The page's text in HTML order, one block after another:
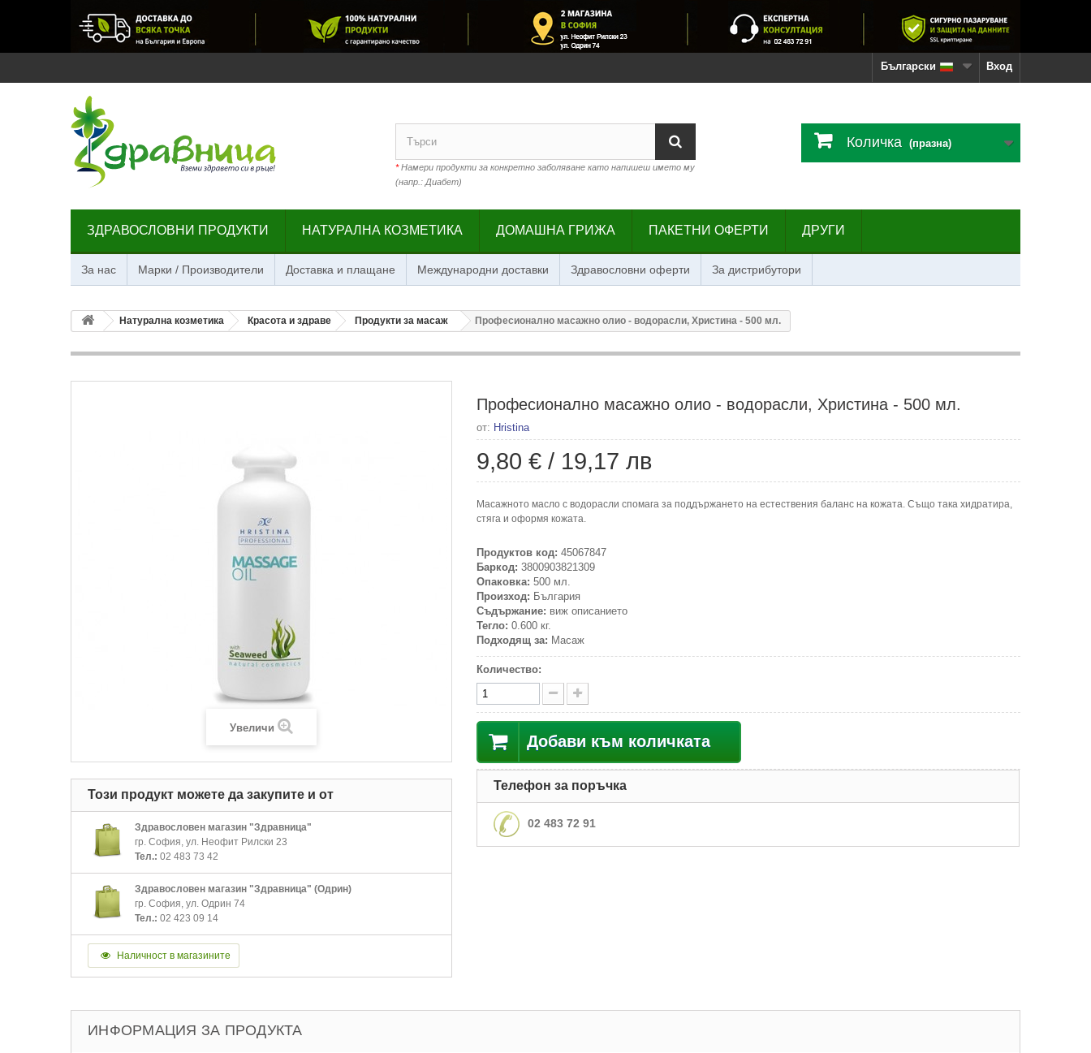
Вход
Български
*Намери продукти за конкретно заболяване като напишеш името му
(напр.: Диабет)
Количка (празна)
ЗДРАВОСЛОВНИ ПРОДУКТИ НАТУРАЛНА КОЗМЕТИКА ДОМАШНА ГРИЖА ПАКЕТНИ ОФЕРТИ ДРУГИ
За нас Марки / Производители Доставка и плащане Международни доставки Здравословни оферти За дистрибутори
Натурална козметика Красота и здраве Продукти за масаж Професионално масажно олио - водорасли, Христина - 500 мл.
Увеличи
Този продукт можете да закупите и от
Здравословен магазин "Здравница"
гр. София, ул. Неофит Рилски 23
Тел.: 02 483 73 42
Здравословен магазин "Здравница" (Одрин)
гр. София, ул. Одрин 74
Тел.: 02 423 09 14
Наличност в магазините
Професионално масажно олио - водорасли, Христина - 500 мл.
от: Hristina
9,80 € / 19,17 лв
Масажното масло с водорасли спомага за поддържането на естествения баланс на кожата. Също така хидратира,
стяга и оформя кожата.
Продуктов код: 45067847
Баркод: 3800903821309
Опаковка: 500 мл.
Произход: България
Съдържание: виж описанието
Тегло: 0.600 кг.
Подходящ за: Масаж
Количество:
Добави към количката
Телефон за поръчка
02 483 72 91
ИНФОРМАЦИЯ ЗА ПРОДУКТА